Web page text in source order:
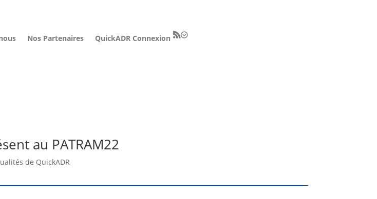
Nos Partenaires QuickADR Connexion
au PATRAM22
de QuickADR